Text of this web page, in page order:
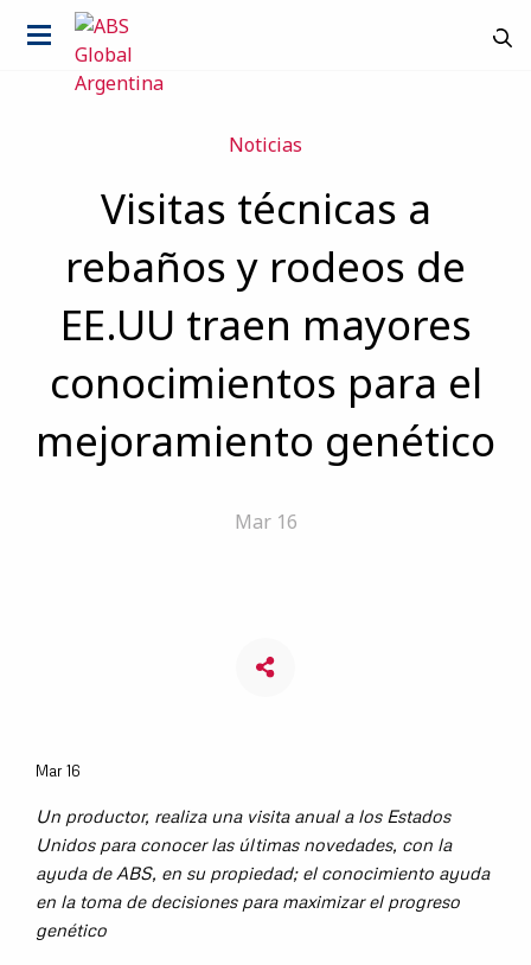
Noticias
Visitas técnicas a
rebaños y rodeos de
EE.UU traen mayores
conocimientos para el
mejoramiento genético
Mar 16
Mar 16
Un productor, realiza una visita anual a los Estados
Unidos para conocer las últimas novedades, con la
ayuda de ABS, en su propiedad; el conocimiento ayuda
en la toma de decisiones para maximizar el progreso
genético